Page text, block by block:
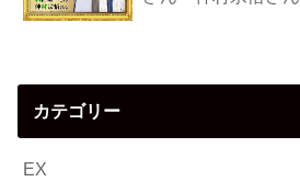
カテゴリー
EX